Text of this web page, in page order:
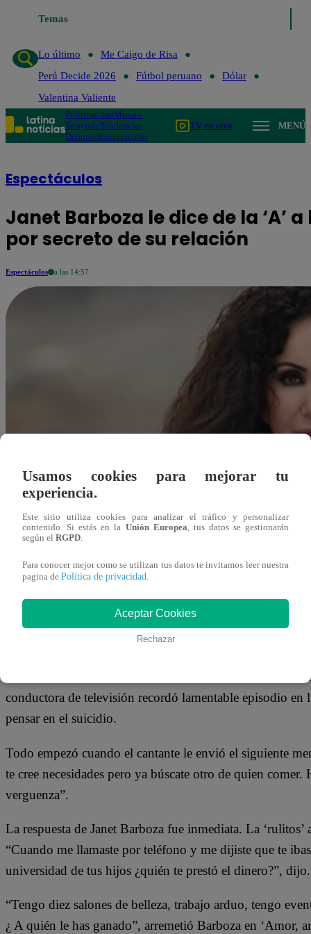
Temas
Lo último
Me Caigo de Risa
Perú Decide 2026
Fútbol peruano
Dólar
Valentina Valiente
PolíticaLimaMundo
Te ayudoTendencias
DeportesEspectáculos
TV en vivo MENÚ
Espectáculos
Janet Barboza le dice de la ‘A’ a
por secreto de su relación
Espectáculos a las 14:57
Redacción Latina
06 de enero 2018
Janet Barboza arremetió contra el cantante Jean Paul
conductora de televisión recordó lamentable episodio
pensar en el suicidio.
Todo empezó cuando el cantante le envió el siguiente
te cree necesidades pero ya búscate otro de quien
verguenza”.
La respuesta de Janet Barboza fue inmediata. La
“Cuando me llamaste por teléfono y me dijiste que te
universidad de tus hijos ¿quién te prestó el dinero?”, dijo.
“Tengo diez salones de belleza, trabajo arduo, tengo
¿ A quién le has ganado”, arremetió Barboza en ‘Amor,
Usamos cookies para mejorar tu
experiencia.
Este sitio utiliza cookies para analizar el tráfico y personalizar
contenido. Si estás en la Unión Europea, tus datos se gestionarán
según el RGPD.
Para conocer mejor como se utilizan tus datos te invitamos leer nuestra
pagina de Política de privacidad.
Aceptar Cookies
Rechazar